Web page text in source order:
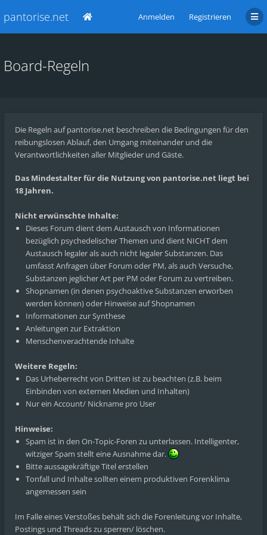
pantorise.net Anmelden Registrieren
Board-Regeln
Die Regeln auf pantorise.net beschreiben die Bedingungen für den
reibungslosen Ablauf, den Umgang miteinander und die
Verantwortlichkeiten aller Mitglieder und Gäste.
Das Mindestalter für die Nutzung von pantorise.net liegt bei
18 Jahren.
Nicht erwünschte Inhalte:
Dieses Forum dient dem Austausch von Informationen
bezüglich psychedelischer Themen und dient NICHT dem
Austausch legaler als auch nicht legaler Substanzen. Das
umfasst Anfragen über Forum oder PM, als auch Versuche,
Substanzen jeglicher Art per PM oder Forum zu vertreiben.
Shopnamen (in denen psychoaktive Substanzen erworben
werden können) oder Hinweise auf Shopnamen
Informationen zur Synthese
Anleitungen zur Extraktion
Menschenverachtende Inhalte
Weitere Regeln:
Das Urheberrecht von Dritten ist zu beachten (z.B. beim
Einbinden von externen Medien und Inhalten)
Nur ein Account/ Nickname pro User
Hinweise:
Spam ist in den On-Topic-Foren zu unterlassen. Intelligenter,
witziger Spam stellt eine Ausnahme dar.
Bitte aussagekräftige Titel erstellen
Tonfall und Inhalte sollten einem produktiven Forenklima
angemessen sein
Im Falle eines Verstoßes behält sich die Forenleitung vor Inhalte,
Postings und Threads zu sperren/ löschen.